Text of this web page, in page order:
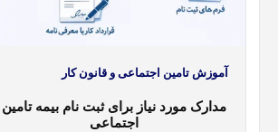
آموزش تامین اجتماعی و قانون کار
مدارک مورد نیاز برای ثبت نام بیمه تامین
اجتماعی